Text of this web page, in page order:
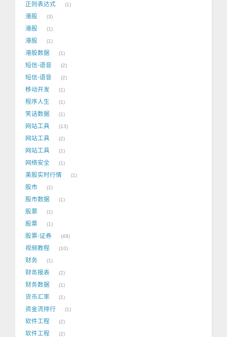
正则表达式 1
港股 3
港股 1
港股 1
港股数据 1
短信-语音 2
短信-语音 2
移动开发 1
程序人生 1
笑话数据 1
网站工具 13
网站工具 2
网站工具 1
网络安全 1
美股实时行情 1
股市 1
股市数据 1
股票 1
股票 1
股票-证券 49
视频教程 10
财务 1
财务报表 2
财务数据 1
货币汇率 1
资金流排行 1
软件工程 2
软件工程 2